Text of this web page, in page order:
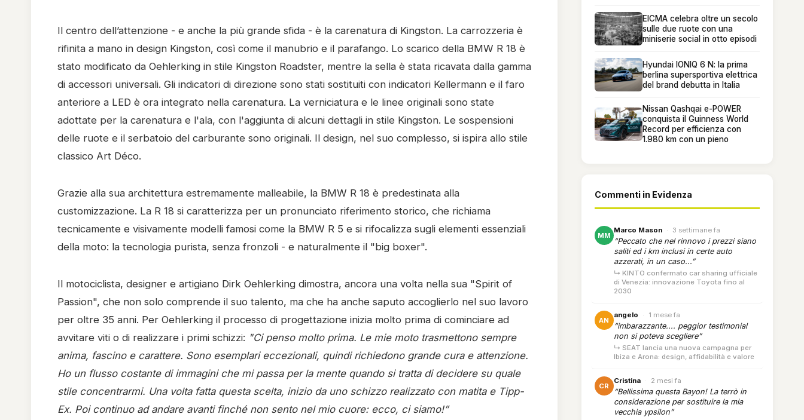
Il centro dell’attenzione - e anche la più grande sfida - è la carenatura di Kingston. La carrozzeria è
rifinita a mano in design Kingston, così come il manubrio e il parafango. Lo scarico della BMW R 18 è
stato modificato da Oehlerking in stile Kingston Roadster, mentre la sella è stata ricavata dalla gamma
di accessori universali. Gli indicatori di direzione sono stati sostituiti con indicatori Kellermann e il faro
anteriore a LED è ora integrato nella carenatura. La verniciatura e le linee originali sono state
adottate per la carenatura e l'ala, con l'aggiunta di alcuni dettagli in stile Kingston. Le sospensioni
delle ruote e il serbatoio del carburante sono originali. Il design, nel suo complesso, si ispira allo stile
classico Art Déco.
Grazie alla sua architettura estremamente malleabile, la BMW R 18 è predestinata alla
customizzazione. La R 18 si caratterizza per un pronunciato riferimento storico, che richiama
tecnicamente e visivamente modelli famosi come la BMW R 5 e si rifocalizza sugli elementi essenziali
della moto: la tecnologia purista, senza fronzoli - e naturalmente il "big boxer".
Il motociclista, designer e artigiano Dirk Oehlerking dimostra, ancora una volta nella sua "Spirit of
Passion", che non solo comprende il suo talento, ma che ha anche saputo accoglierlo nel suo lavoro
per oltre 35 anni. Per Oehlerking il processo di progettazione inizia molto prima di cominciare ad
avvitare viti o di realizzare i primi schizzi: "Ci penso molto prima. Le mie moto trasmettono sempre
anima, fascino e carattere. Sono esemplari eccezionali, quindi richiedono grande cura e attenzione.
Ho un flusso costante di immagini che mi passa per la mente quando si tratta di decidere su quale
stile concentrarmi. Una volta fatta questa scelta, inizio da uno schizzo realizzato con matita e Tipp-
Ex. Poi continuo ad andare avanti finché non sento nel mio cuore: ecco, ci siamo!”
EICMA celebra oltre un secolo
sulle due ruote con una
miniserie social in otto episodi
Hyundai IONIQ 6 N: la prima
berlina supersportiva elettrica
del brand debutta in Italia
Nissan Qashqai e-POWER
conquista il Guinness World
Record per efficienza con
1.980 km con un pieno
Commenti in Evidenza
MM
Marco Mason · 3 settimane fa
“Peccato che nel rinnovo i prezzi siano
saliti ed i km inclusi in certe auto
azzerati, in un caso...”
↳ KINTO confermato car sharing ufficiale
di Venezia: innovazione Toyota fino al
2030
AN
angelo · 1 mese fa
“imbarazzante.... peggior testimonial
non si poteva scegliere”
↳ SEAT lancia una nuova campagna per
Ibiza e Arona: design, affidabilità e valore
CR
Cristina · 2 mesi fa
“Bellissima questa Bayon! La terrò in
considerazione per sostituire la mia
vecchia ypsilon”